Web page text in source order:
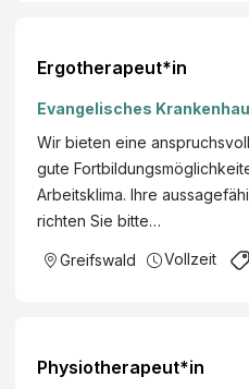
Ergotherapeut*in
Evangelisches
Wir bieten eine
gute
Arbeitsklima. Ihre
richten Sie bitte…
Greifswald Vollzeit
Physiotherapeut*in